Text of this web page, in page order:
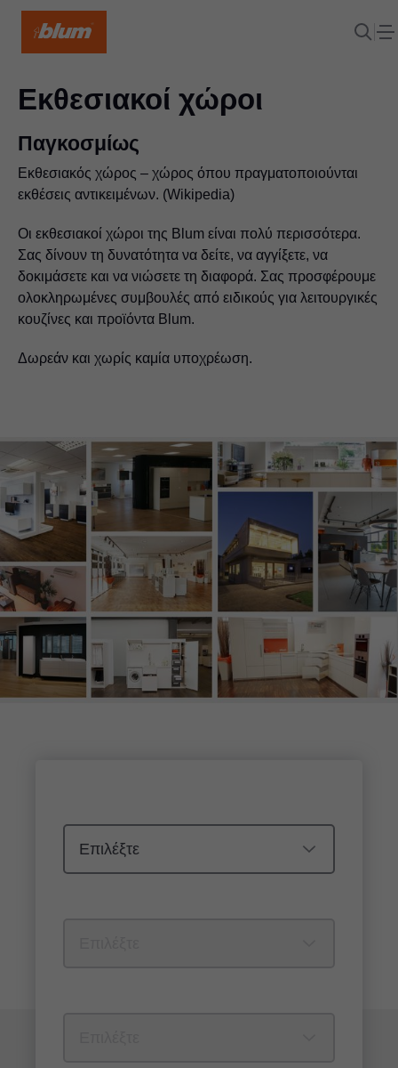
Εκθεσιακοί χώροι
Παγκοσμίως
Εκθεσιακός χώρος – χώρος όπου πραγματοποιούνται
εκθέσεις αντικειμένων. (Wikipedia)
Οι εκθεσιακοί χώροι της Blum είναι πολύ περισσότερα.
Σας δίνουν τη δυνατότητα να δείτε, να αγγίξετε, να
δοκιμάσετε και να νιώσετε τη διαφορά. Σας προσφέρουμε
ολοκληρωμένες συμβουλές από ειδικούς για λειτουργικές
κουζίνες και προϊόντα Blum.
Δωρεάν και χωρίς καμία υποχρέωση.